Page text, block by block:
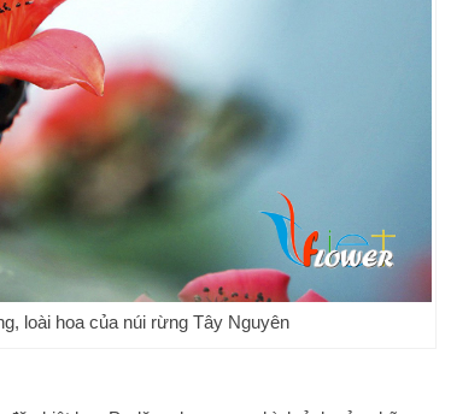
loài hoa của núi rừng Tây Nguyên